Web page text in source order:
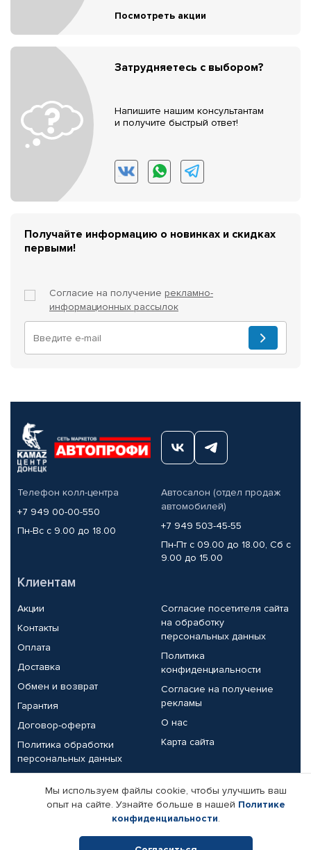
Посмотреть акции
Затрудняетесь с выбором?
Напишите нашим консультантам
и получите быстрый ответ!
Получайте информацию о новинках и скидках
первыми!
Согласие на получение рекламно-
информационных рассылок
Телефон колл-центра
+7 949 00-00-550
Пн-Вс с 9.00 до 18.00
Автосалон (отдел продаж
автомобилей)
+7 949 503-45-55
Пн-Пт с 09.00 до 18.00, Сб с
9.00 до 15.00
Клиентам
Акции
Контакты
Оплата
Доставка
Обмен и возврат
Гарантия
Договор-оферта
Политика обработки
персональных данных
Согласие посетителя сайта
на обработку
персональных данных
Политика
конфиденциальности
Согласие на получение
рекламы
О нас
Карта сайта
Партнерам
Корпоративным клиентам
Поставщикам
Реквизиты компании
Мы используем файлы cookie, чтобы улучшить ваш
опыт на сайте. Узнайте больше в нашей Политике
конфиденциальности.